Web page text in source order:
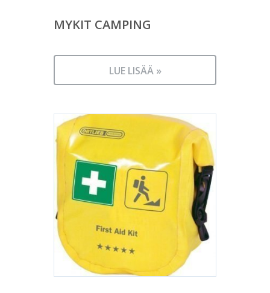
MYKIT CAMPING
LUE LISÄÄ »